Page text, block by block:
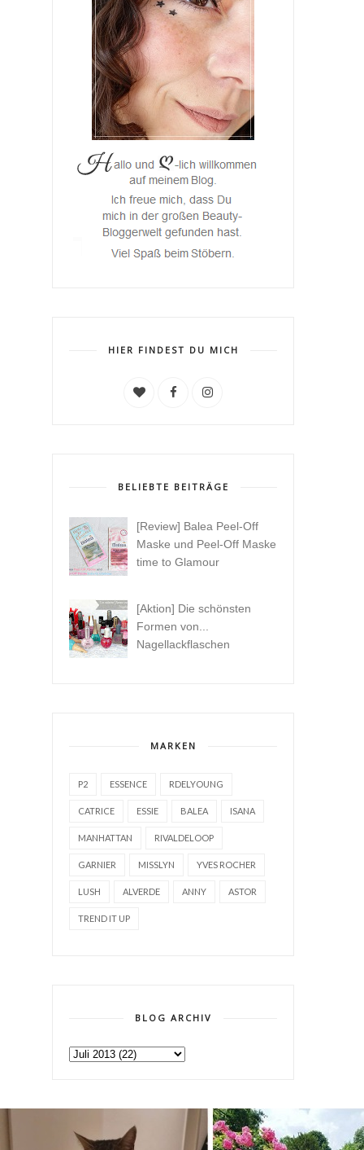
HIER FINDEST DU MICH
BELIEBTE BEITRÄGE
[Review] Balea Peel-Off
Maske und Peel-Off Maske
time to Glamour
[Aktion] Die schönsten
Formen von...
Nagellackflaschen
MARKEN
P2 ESSENCE RDELYOUNG
CATRICE ESSIE BALEA ISANA
MANHATTAN RIVALDELOOP
GARNIER MISSLYN YVES ROCHER
LUSH ALVERDE ANNY ASTOR
TREND IT UP
BLOG ARCHIV